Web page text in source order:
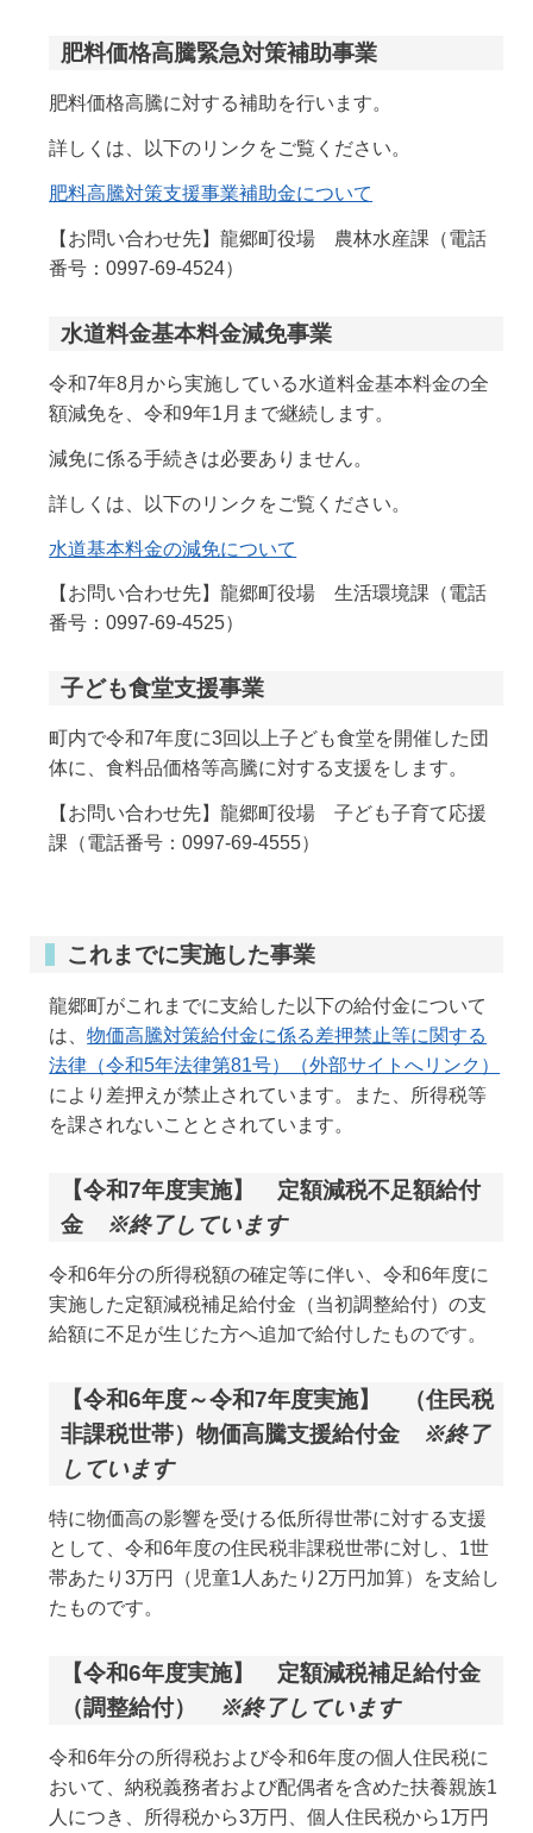
肥料価格高騰緊急対策補助事業
肥料価格高騰に対する補助を行います。
詳しくは、以下のリンクをご覧ください。
肥料高騰対策支援事業補助金について
【お問い合わせ先】龍郷町役場 農林水産課（電話
番号：0997-69-4524）
水道料金基本料金減免事業
令和7年8月から実施している水道料金基本料金の全
額減免を、令和9年1月まで継続します。
減免に係る手続きは必要ありません。
詳しくは、以下のリンクをご覧ください。
水道基本料金の減免について
【お問い合わせ先】龍郷町役場 生活環境課（電話
番号：0997-69-4525）
子ども食堂支援事業
町内で令和7年度に3回以上子ども食堂を開催した団
体に、食料品価格等高騰に対する支援をします。
【お問い合わせ先】龍郷町役場 子ども子育て応援
課（電話番号：0997-69-4555）
これまでに実施した事業
龍郷町がこれまでに支給した以下の給付金について
は、物価高騰対策給付金に係る差押禁止等に関する
法律（令和5年法律第81号）（外部サイトへリンク）
により差押えが禁止されています。また、所得税等
を課されないこととされています。
【令和7年度実施】 定額減税不足額給付
金
※終了しています
令和6年分の所得税額の確定等に伴い、令和6年度に
実施した定額減税補足給付金（当初調整給付）の支
給額に不足が生じた方へ追加で給付したものです。
【令和6年度～令和7年度実施】 （住民税
非課税世帯）物価高騰支援給付金
※終了
しています
特に物価高の影響を受ける低所得世帯に対する支援
として、令和6年度の住民税非課税世帯に対し、1世
帯あたり3万円（児童1人あたり2万円加算）を支給し
たものです。
【令和6年度実施】 定額減税補足給付金
（調整給付）
※終了しています
令和6年分の所得税および令和6年度の個人住民税に
おいて、納税義務者および配偶者を含めた扶養親族1
人につき、所得税から3万円、個人住民税から1万円